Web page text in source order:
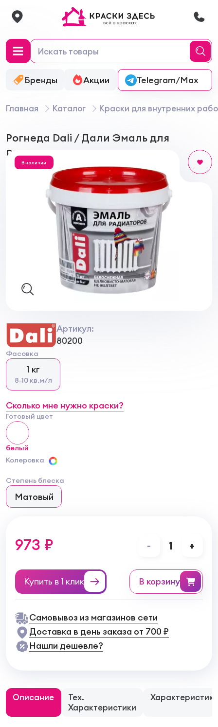
Бренды Акции Онлайн-колеровка
Telegram/Max
Главная Каталог Краски для внутренних
Рогнеда Dali / Дали Эмаль для
радиаторов акриловая
В наличии
Артикул:
80200
Фасовка
1 кг
8-10 кв.м/л
Сколько мне нужно краски?
Готовый цвет
белый
Колеровка
Степень блеска
Матовый
973 ₽ - 1 +
Купить в 1 клик в корзину
Самовывоз из магазинов сети
Доставка в день заказа от 700 ₽
Нашли дешевле?
Описание
Тех.
Характеристики
Характеристики